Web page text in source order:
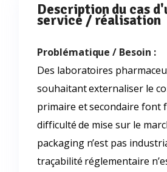
Description du cas
service / réalisation
Problématique / Besoin :
Des laboratoires
souhaitant externaliser le
primaire et secondaire font
difficulté de mise sur le
packaging n’est pas
traçabilité réglementaire